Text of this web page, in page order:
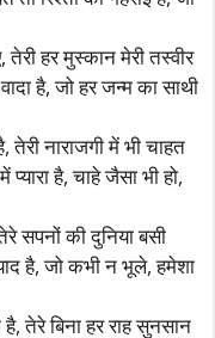
तेरी हर मुस्कान मेरी तस्वीर
है, जो हर जन्म का साथी
तेरी नाराजगी में भी चाहत
है, चाहे जैसा भी हो,
सपनों की दुनिया बसी
है, जो कभी न भूले, हमेशा
तेरे बिना हर राह सुनसान